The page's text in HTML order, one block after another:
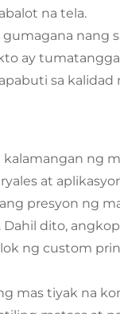
na tela.
gumagana nang
ay
sa
kalamangan ng
at
presyon ng
dito,
ng custom
mas tiyak na